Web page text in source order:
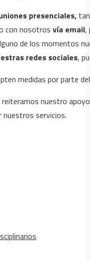
presenciales,
con nosotros vía email,
de los momentos
redes sociales,
medidas por parte
reiteramos nuestro
nuestros servicios.